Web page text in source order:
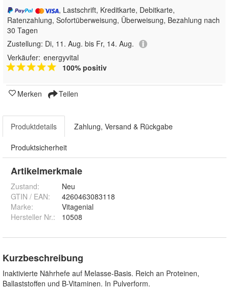
, Lastschrift, Kreditkarte, Debitkarte,
Ratenzahlung, Sofortüberweisung, Überweisung, Bezahlung nach
30 Tagen
Zustellung: Di, 11. Aug. bis Fr, 14. Aug.
Verkäufer: energyvital
100% positiv
Merken Teilen
Produktdetails Zahlung, Versand & Rückgabe
Produktsicherheit
Artikelmerkmale
Zustand:
Neu
GTIN / EAN:
4260463083118
Marke:
Vitagenial
Hersteller Nr.:
10508
Kurzbeschreibung
Inaktivierte Nährhefe auf Melasse-Basis. Reich an Proteinen,
Ballaststoffen und B-Vitaminen. In Pulverform.